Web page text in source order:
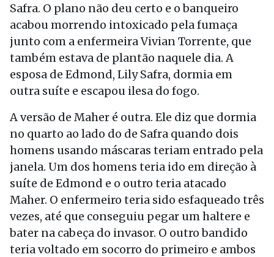
Safra. O plano não deu certo e o banqueiro
acabou morrendo intoxicado pela fumaça
junto com a enfermeira Vivian Torrente, que
também estava de plantão naquele dia. A
esposa de Edmond, Lily Safra, dormia em
outra suíte e escapou ilesa do fogo.
A versão de Maher é outra. Ele diz que dormia
no quarto ao lado do de Safra quando dois
homens usando máscaras teriam entrado pela
janela. Um dos homens teria ido em direção à
suíte de Edmond e o outro teria atacado
Maher. O enfermeiro teria sido esfaqueado três
vezes, até que conseguiu pegar um haltere e
bater na cabeça do invasor. O outro bandido
teria voltado em socorro do primeiro e ambos